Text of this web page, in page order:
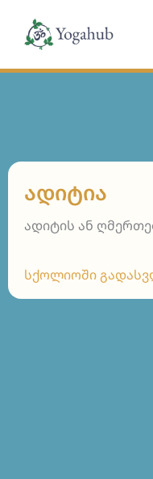
content
ᲐᲓᲘᲢᲘᲐ
ადიტის ან
სქოლიოში